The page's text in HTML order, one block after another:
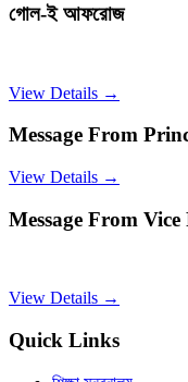
গোল-ই আফরোজ
View Details →
Message From
View Details →
Message From
View Details →
Quick Links